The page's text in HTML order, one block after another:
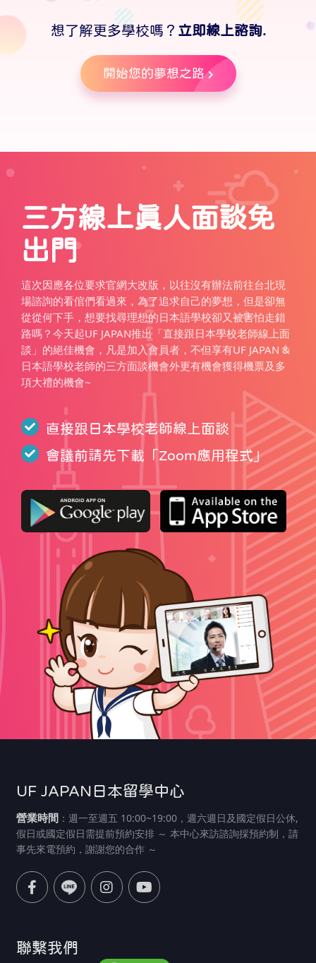
想了解更多學校嗎？ 立即線上諮詢.
開始您的夢想之路
三方線上真人面談免
出門
這次因應各位要求官網大改版，以往沒有辦法前往台北現
場諮詢的看倌們看過來，為了追求自己的夢想，但是卻無
從從何下手，想要找尋理想的日本語學校卻又被害怕走錯
路嗎？今天起UF JAPAN推出「直接跟日本學校老師線上面
談」的絕佳機會，凡是加入會員者，不但享有UF JAPAN &
日本語學校老師的三方面談機會外更有機會獲得機票及多
項大禮的機會~
直接跟日本學校老師線上面談
會議前請先下載「Zoom應用程式」
UF JAPAN日本留學中心
營業時間：週一至週五 10:00~19:00，週六週日及國定假日公休,
假日或國定假日需提前預約安排 ～ 本中心來訪諮詢採預約制，請
事先來電預約，謝謝您的合作 ～
聯繫我們